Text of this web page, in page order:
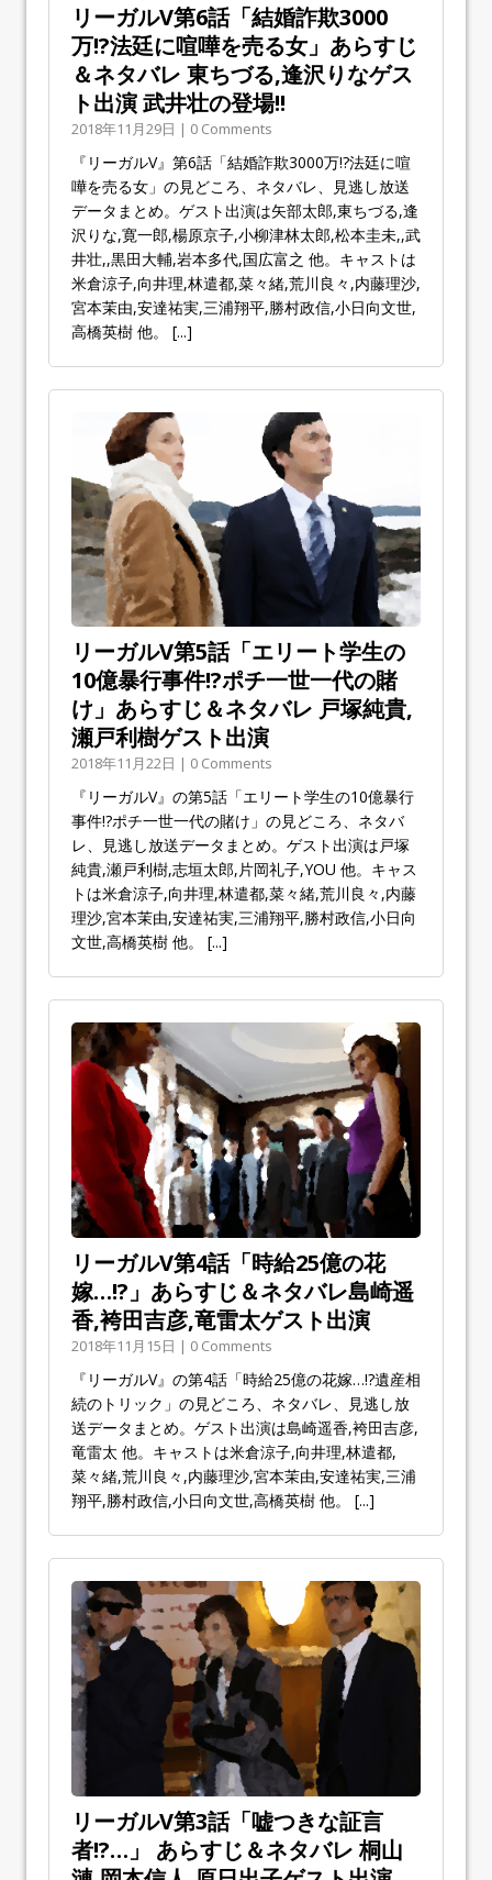
リーガルV第6話「結婚詐欺3000
万!?法廷に喧嘩を売る女」あらすじ
＆ネタバレ 東ちづる,逢沢りなゲス
ト出演 武井壮の登場!!
2018年11月29日 | 0 Comments
『リーガルV』第6話「結婚詐欺3000万!?法廷に喧
嘩を売る女」の見どころ、ネタバレ、見逃し放送
データまとめ。ゲスト出演は矢部太郎,東ちづる,逢
沢りな,寛一郎,楊原京子,小柳津林太郎,松本圭未,,武
井壮,,黒田大輔,岩本多代,国広富之 他。キャストは
米倉涼子,向井理,林遣都,菜々緒,荒川良々,内藤理沙,
宮本茉由,安達祐実,三浦翔平,勝村政信,小日向文世,
高橋英樹 他。 [...]
リーガルV第5話「エリート学生の
10億暴行事件!?ポチ一世一代の賭
け」あらすじ＆ネタバレ 戸塚純貴,
瀬戸利樹ゲスト出演
2018年11月22日 | 0 Comments
『リーガルV』の第5話「エリート学生の10億暴行
事件!?ポチ一世一代の賭け」の見どころ、ネタバ
レ、見逃し放送データまとめ。ゲスト出演は戸塚
純貴,瀬戸利樹,志垣太郎,片岡礼子,YOU 他。キャス
トは米倉涼子,向井理,林遣都,菜々緒,荒川良々,内藤
理沙,宮本茉由,安達祐実,三浦翔平,勝村政信,小日向
文世,高橋英樹 他。 [...]
リーガルV第4話「時給25億の花
嫁…!?」あらすじ＆ネタバレ島崎遥
香,袴田吉彦,竜雷太ゲスト出演
2018年11月15日 | 0 Comments
『リーガルV』の第4話「時給25億の花嫁…!?遺産相
続のトリック」の見どころ、ネタバレ、見逃し放
送データまとめ。ゲスト出演は島崎遥香,袴田吉彦,
竜雷太 他。キャストは米倉涼子,向井理,林遣都,
菜々緒,荒川良々,内藤理沙,宮本茉由,安達祐実,三浦
翔平,勝村政信,小日向文世,高橋英樹 他。 [...]
リーガルV第3話「嘘つきな証言
者!?…」 あらすじ＆ネタバレ 桐山